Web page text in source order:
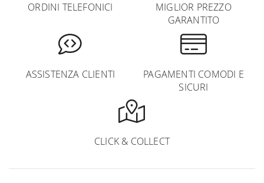
ORDINI TELEFONICI
MIGLIOR PREZZO
GARANTITO
ASSISTENZA CLIENTI
PAGAMENTI COMODI E
SICURI
CLICK & COLLECT